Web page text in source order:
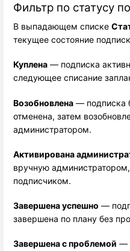
Фильтр по статусу
В выпадающем списке
текущее состояние
Куплена — подписка
следующее списание
Возобновлена — подписка
отменена, затем
администратором.
Активирована
вручную
подписчиком.
Завершена успешно —
завершена по плану без
Завершена с проблемой —